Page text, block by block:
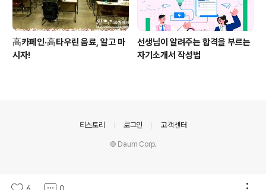
高카페인·高타우린 음료, 알고 마
시자!
선생님이 알려주는 합격을 부르는
자기소개서 작성법
티스토리 로그인 고객센터
© Daum Corp.